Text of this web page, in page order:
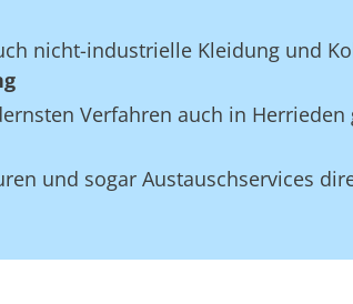
nicht-industrielle Kleidung und
Verfahren auch in
und sogar Austauschservices